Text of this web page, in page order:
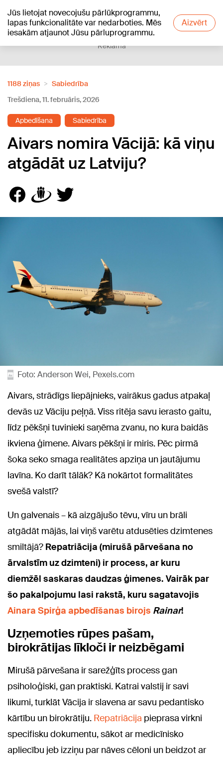
Jūs lietojat novecojušu pārlūkprogrammu,
lapas funkcionalitāte var nedarboties. Mēs
iesakām atjaunot Jūsu pārluprogrammu.
Aizvērt
+23°C
Reklāma
1188 ziņas
Sabiedrība
Trešdiena, 11. februāris, 2026
Apbedīšana Sabiedrība
Aivars nomira Vācijā: kā viņu
atgādāt uz Latviju?
Foto: Anderson Wei, Pexels.com
Aivars, strādīgs liepājnieks, vairākus gadus atpakaļ
devās uz Vāciju peļņā. Viss ritēja savu ierasto gaitu,
līdz pēkšņi tuvinieki saņēma zvanu, no kura baidās
ikviena ģimene. Aivars pēkšņi ir miris. Pēc pirmā
šoka seko smaga realitātes apziņa un jautājumu
lavīna. Ko darīt tālāk? Kā nokārtot formalitātes
svešā valstī?
Un galvenais – kā aizgājušo tēvu, vīru un brāli
atgādāt mājās, lai viņš varētu atdusēties dzimtenes
smiltājā? Repatriācija (mirušā pārvešana no
ārvalstīm uz dzimteni) ir process, ar kuru
diemžēl saskaras daudzas ģimenes. Vairāk par
šo pakalpojumu lasi rakstā, kuru sagatavojis
Ainara Spirģa apbedīšanas birojs Rainar!
Uzņemoties rūpes pašam,
birokrātijas līkloči ir neizbēgami
Mirušā pārvešana ir sarežģīts process gan
psiholoģiski, gan praktiski. Katrai valstij ir savi
likumi, turklāt Vācija ir slavena ar savu pedantisko
kārtību un birokrātiju. Repatriācija pieprasa virkni
specifisku dokumentu, sākot ar medicīnisko
apliecību jeb izziņu par nāves cēloni un beidzot ar